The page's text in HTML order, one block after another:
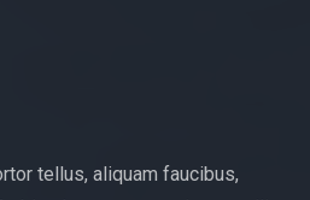
tellus, aliquam faucibus,